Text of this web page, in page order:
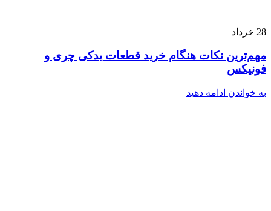
28 خرداد
مهم‌ترین نکات هنگام خرید قطعات یدکی چری و
فونیکس
به خواندن ادامه دهید